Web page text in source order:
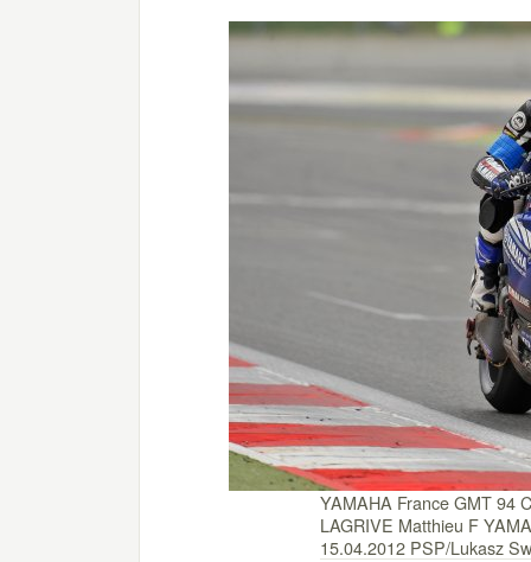
YAMAHA France GMT 94
LAGRIVE Matthieu F
15.04.2012 PSP/Lukasz